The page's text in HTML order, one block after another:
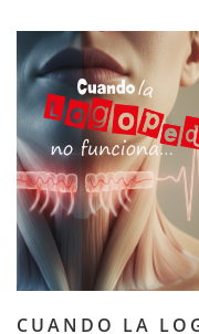
CUANDO LA